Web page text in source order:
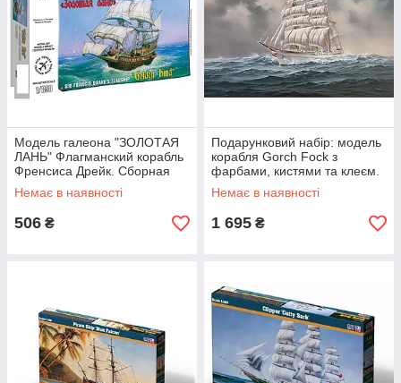
Модель галеона "ЗОЛОТАЯ
ЛАНЬ" Флагманский корабль
Френсиса Дрейк. Сборная
пластиковая модель в
масштабе 1/350.
Немає в наявності
506 ₴
Подарунковий набір: модель
корабля Gorch Fock з
фарбами, кистями та клеєм.
REVELL 65432
Немає в наявності
1 695 ₴